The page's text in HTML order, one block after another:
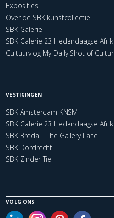
Exposities
Over de SBK kunstcollectie
SBK Galerie
SBK Galerie 23 Hedendaagse
Cultuurvlog My Daily Shot of
VESTIGINGEN
SBK Amsterdam KNSM
SBK Galerie 23 Hedendaagse
SBK Breda | The Gallery Lane
SBK Dordrecht
SBK Zinder Tiel
VOLG ONS